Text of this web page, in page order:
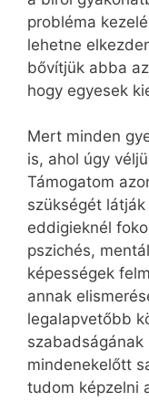
probléma
lehetne
bővítjük abba
hogy egyesek
Mert minden
is, ahol úgy
Támogatom
szükségét
eddigieknél
pszichés,
képességek
annak
legalapvetőbb
mindenekelőtt
tudom képzelni